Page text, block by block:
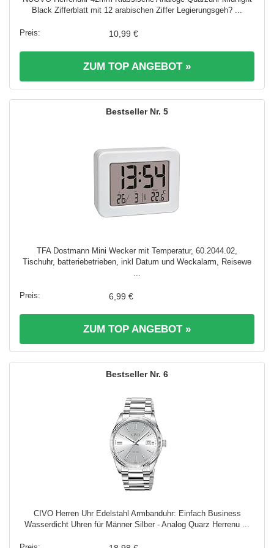
Black Zifferblatt mit 12 arabischen Ziffer Legierungsgeh? ...
10,99 €
ZUM TOP ANGEBOT »
5
TFA Dostmann Mini Wecker mit Temperatur, 60.2044.02,
Tischuhr, batteriebetrieben, inkl Datum und Weckalarm, Reisewe
6,99 €
ZUM TOP ANGEBOT »
6
CIVO Herren Uhr Edelstahl Armbanduhr: Einfach Business
Wasserdicht Uhren für Männer Silber - Analog Quarz Herrenu ...